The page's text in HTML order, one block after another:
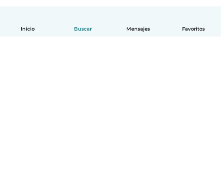
Inicio Buscar Mensajes Favoritos